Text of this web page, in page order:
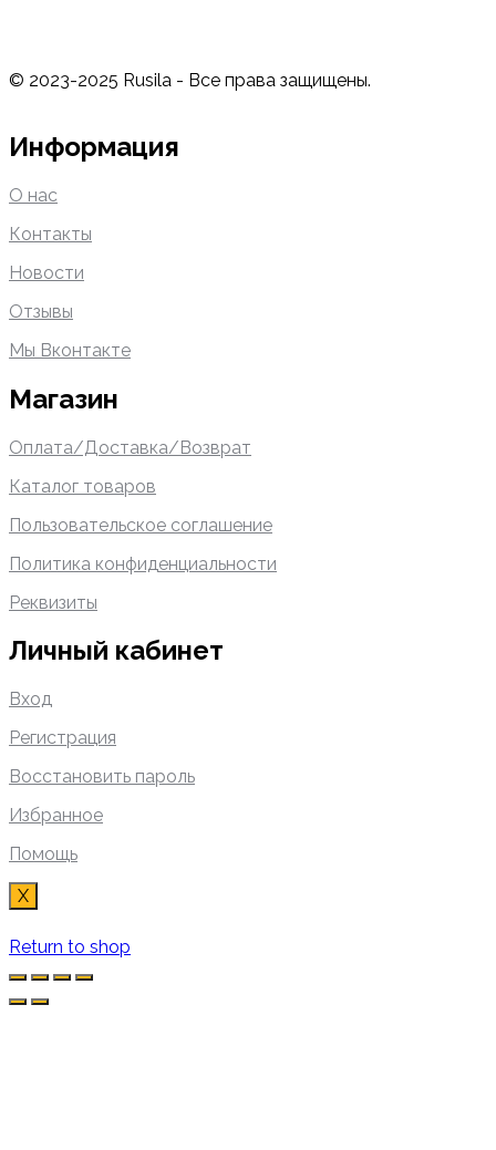
© 2023-2025 Rusila - Все права защищены.
Информация
О нас
Контакты
Новости
Отзывы
Мы Вконтакте
Магазин
Оплата/Доставка/Возврат
Каталог товаров
Пользовательское соглашение
Политика конфиденциальности
Реквизиты
Личный кабинет
Вход
Регистрация
Восстановить пароль
Избранное
Помощь
X
Return to shop